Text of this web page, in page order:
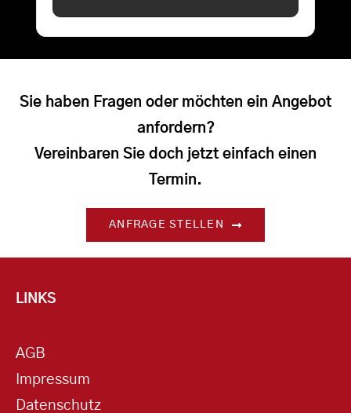
Sie haben Fragen oder möchten ein Angebot
anfordern?
Vereinbaren Sie doch jetzt einfach einen
Termin.
ANFRAGE STELLEN
LINKS
AGB
Impressum
Datenschutz